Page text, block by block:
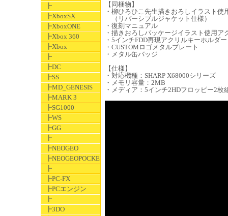
┣
┣XboxSX
┣XboxONE
┣Xbox 360
┣Xbox
┣
┣DC
┣SS
┣MD_GENESIS
┣MARK 3
┣SG1000
┣WS
┣GG
┣
┣NEOGEO
┣NEOGEOPOCKET
┣
┣PC-FX
┣PCエンジン
┣
┣3DO
【同梱物】
・柳ひろひこ先生描きおろしイラスト使
（リバーシブルジャケット仕様）
・復刻マニュアル
・描きおろしパッケージイラスト使用ア
・5インチFDD再現アクリルキーホルダー
・CUSTOMロゴメタルプレート
・メタル缶バッジ
【仕様】
・対応機種：SHARP X68000シリーズ
・メモリ容量：2MB
・メディア：5インチ2HDフロッピー2枚